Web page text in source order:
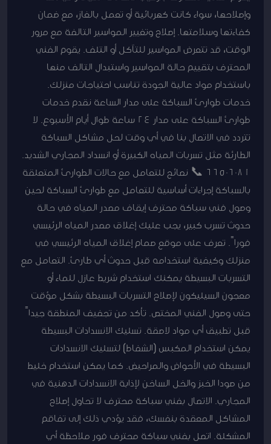
وإصلاحها، سواء كانت كهربائية أو تعمل بالغاز، مع ضمان
كفاءتها وسلامتها. إصلاح وتغيير المواسير التالفة مع مرور
الوقت، قد تتعرض المواسير للتآكل أو التلف. يقوم الفني
المحترف بتقييم حالة المواسير واستبدال التالف منها
باستخدام مواد عالية الجودة تناسب احتياجات منزلك.
خدمات طوارئ السباكة على مدار الساعة نقدم خدمات
طوارئ السباكة على مدار 24 ساعة طوال أيام الأسبوع. لا
تتردد في الاتصال بنا في أي وقت لحل مشاكل السباكة
الطارئة مثل تسربات المياه الكبيرة أو انسداد المجاري الشديد.
66506081 📞 نصائح للتعامل مع حالات الطوارئ المتعلقة
بالسباكة إجراءات أساسية للتعامل مع طوارئ السباكة لحين
وصول فني سباكة محترف إيقاف مصدر المياه في حالة
حدوث تسرب كبير، يجب عليك إغلاق مصدر المياه الرئيسي
فوراً. تعرف على موقع صمام إغلاق المياه الرئيسي في
منزلك وكيفية استخدامه قبل حدوث أي طارئ. التعامل مع
التسربات البسيطة يمكنك استخدام شريط عازل للماء أو
معجون السيليكون لإصلاح التسربات البسيطة بشكل مؤقت
حتى وصول الفني المختص. تأكد من تجفيف المنطقة جيداً
قبل تطبيق أي مواد لاصقة. تسليك الانسدادات البسيطة
يمكن استخدام المكبس (الشفاط) لتسليك الانسدادات
البسيطة في الأحواض والمراحيض. كما يمكن استخدام خليط
من صودا الخبز والخل الساخن لإذابة الانسدادات الدهنية في
المجاري. الاتصال بفني سباكة محترف لا تحاول إصلاح
المشاكل المعقدة بنفسك، فقد يؤدي ذلك إلى تفاقم
المشكلة. اتصل بفني سباكة محترف فور ملاحظة أي